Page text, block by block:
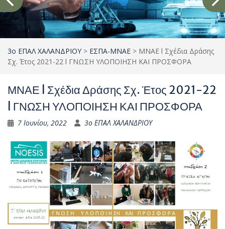
3ο ΕΠΑΛ ΧΑΛΑΝΔΡΙΟΥ > ΕΣΠΑ-ΜΝΑΕ > ΜΝΑΕ l Σχέδια Δράσης
Σχ. Έτος 2021-22 l ΓΝΩΣΗ ΥΛΟΠΟΙΗΣΗ ΚΑΙ ΠΡΟΣΦΟΡΑ
ΜΝΑΕ l Σχέδια Δράσης Σχ. Έτος 2021-22
l ΓΝΩΣΗ ΥΛΟΠΟΙΗΣΗ ΚΑΙ ΠΡΟΣΦΟΡΑ
7 Ιουνίου, 2022 3ο ΕΠΑΛ ΧΑΛΑΝΔΡΙΟΥ